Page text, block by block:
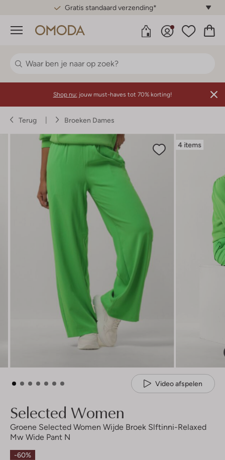
Gratis standaard verzending*
Menu
Shop nu: jouw must-haves tot 70% korting!
Terug Broeken Dames
4 items
Video afspelen
Selected Women
Groene Selected Women Wijde Broek Slftinni-Relaxed
Mw Wide Pant N
-60%